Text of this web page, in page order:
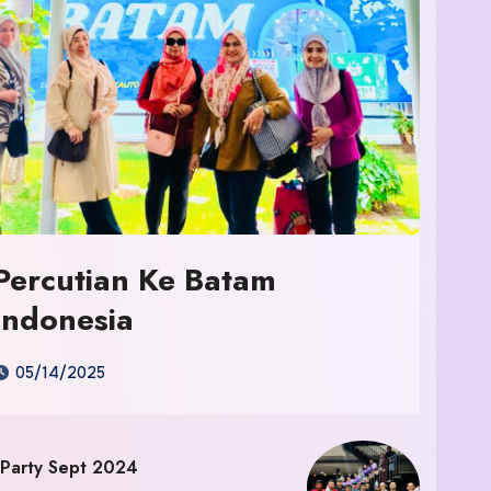
Ke Batam
05/14/2025
Sept 2024